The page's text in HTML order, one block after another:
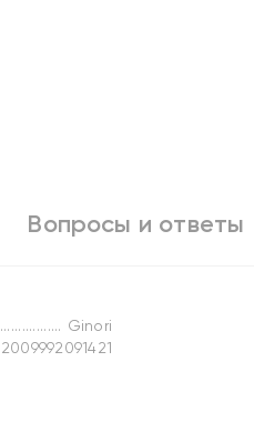
Вопросы и ответы
Ginori
2009992091421